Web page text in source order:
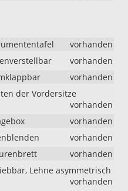
Limited“:
Beim
T-
„R-
Limited“
wurden
die
18-
Zoll-
vorhanden
vorhanden
vorhanden
der Vordersitze
vorhanden
vorhanden
vorhanden
vorhanden
Lehne asymmetrisch
vorhanden